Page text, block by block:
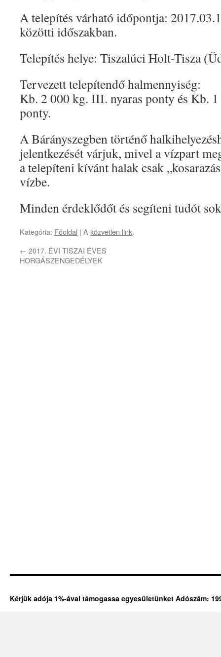
A telepítés várható időpontja:
közötti időszakban.
Telepítés helye: Tiszalúci Holt-Tisza
Tervezett telepítendő halmennyiség:
Kb. 2 000 kg. III. nyaras ponty és Kb.
ponty.
A Bárányszegben történő
jelentkezését várjuk, mivel a vízpart
a telepíteni kívánt halak csak
vízbe.
Minden érdeklődőt és segíteni tudót
Kategória: Főoldal | A közvetlen link.
← 2017. ÉVI TISZAI ÉVES
HORGÁSZENGEDÉLYEK
Kérjük adója 1%-ával támogassa egyesületünket Adószám: